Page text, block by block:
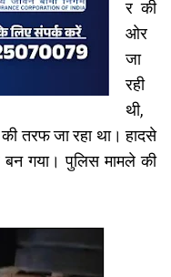
र की
ओर
जा
रही
थी,
तरफ जा रहा था। हादसे
बन गया। पुलिस मामले की